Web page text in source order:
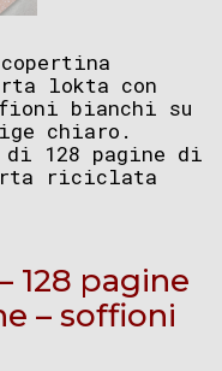
lokta con
bianchi su
chiaro.
di 128 pagine di
riciclata
128 pagine
– soffioni